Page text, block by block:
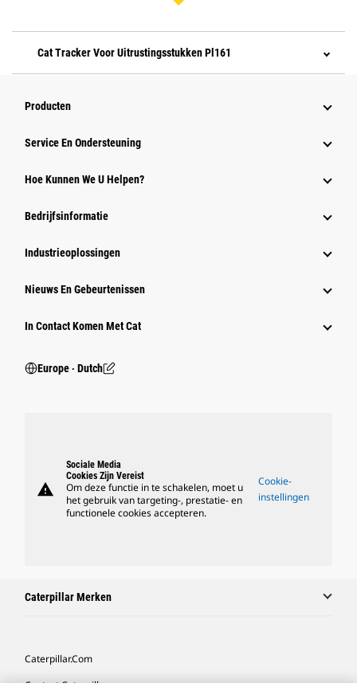
Cat Tracker Voor Uitrustingsstukken Pl161
Producten
Service En Ondersteuning
Hoe Kunnen We U Helpen?
Bedrijfsinformatie
Industrieoplossingen
Nieuws En Gebeurtenissen
In Contact Komen Met Cat
Europe ‧ Dutch
warning
Sociale Media
Cookies Zijn Vereist
Om deze functie in te schakelen, moet u
het gebruik van targeting-, prestatie- en
functionele cookies accepteren.
Cookie-
instellingen
Caterpillar Merken
Caterpillar.com
Contact Caterpillar